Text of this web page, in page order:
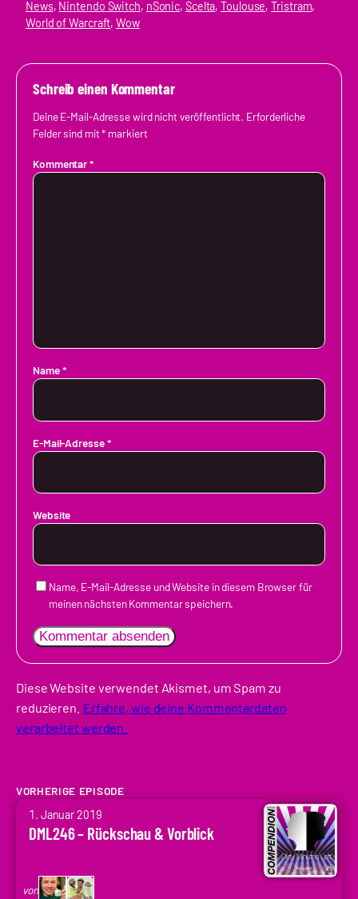
News, Nintendo Switch, nSonic, Scelta, Toulouse, Tristram
World of Warcraft, Wow
Schreib einen Kommentar
Deine E-Mail-Adresse wird nicht veröffentlicht. Erforderliche
Felder sind mit* markiert
Kommentar*
Name*
E-Mail-Adresse*
Website
Name, E-Mail-Adresse und Website in diesem Browser für
meinen nächsten Kommentar speichern.
Diese Website verwendet Akismet, um Spam zu
reduzieren. Erfahre, wie deine Kommentardaten
verarbeitet werden.
VORHERIGE EPISODE
1. Januar 2019
DML246 – Rückschau & Vorblick
von
von
Arne
Codenaga,